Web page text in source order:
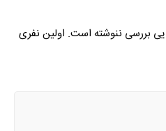
بررسی ننوشته است. اولین نفری